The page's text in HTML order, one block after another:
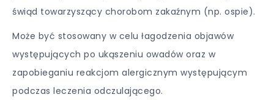
świąd towarzyszący chorobom zakaźnym (np. ospie).
Może być stosowany w celu łagodzenia objawów
występujących po ukąszeniu owadów oraz w
zapobieganiu reakcjom alergicznym występującym
podczas leczenia odczulającego.